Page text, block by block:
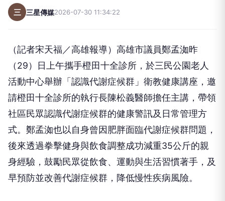
三 三星傳媒2026-07-30 11:34:22
（記者宋天福／高雄報導）高雄市議員鄭孟洳昨
（29）日上午攜手橙田十全診所，於三民公園老人
活動中心舉辦「認識代謝症候群」衛教健康講座，邀
請橙田十全診所的執行長陳松義醫師擔任主講，帶領
社區民眾認識代謝症候群的健康警訊及日常管理方
式。鄭孟洳也以自身曾因肥胖面臨代謝症候群問題，
後來透過拳擊健身與飲食調整成功減重35公斤的親
身經驗，鼓勵民眾從飲食、運動與生活習慣著手，及
早預防並改善代謝症候群，降低慢性疾病風險。